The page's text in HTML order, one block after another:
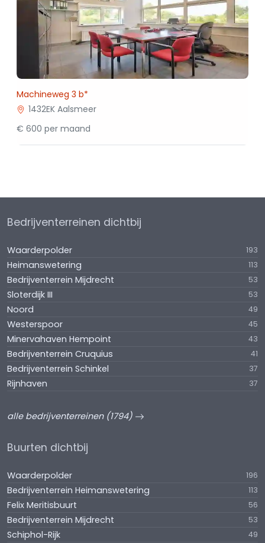
Machineweg 3 b*
1432EK Aalsmeer
€ 600 per maand
Bedrijventerreinen dichtbij
Waarderpolder 193
Heimanswetering 113
Bedrijventerrein Mijdrecht 53
Sloterdijk III 53
Noord 49
Westerspoor 45
Minervahaven Hempoint 43
Bedrijventerrein Cruquius 41
Bedrijventerrein Schinkel 37
Rijnhaven 37
alle bedrijventerreinen (1794)
Buurten dichtbij
Waarderpolder 196
Bedrijventerrein Heimanswetering 113
Felix Meritisbuurt 56
Bedrijventerrein Mijdrecht 53
Schiphol-Rijk 49